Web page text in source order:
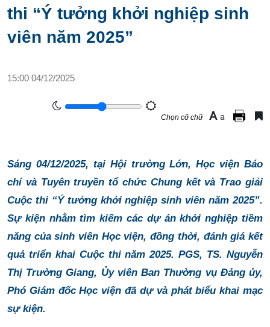
thi “Ý tưởng khởi nghiệp sinh
viên năm 2025”
15:00 04/12/2025
Chọn cỡ chữ A a
Sáng 04/12/2025, tại Hội trường Lớn, Học viện Báo
chí và Tuyên truyền tổ chức Chung kết và Trao giải
Cuộc thi “Ý tưởng khởi nghiệp sinh viên năm 2025”.
Sự kiện nhằm tìm kiếm các dự án khởi nghiệp tiềm
năng của sinh viên Học viện, đồng thời, đánh giá kết
quả triển khai Cuộc thi năm 2025. PGS, TS. Nguyễn
Thị Trường Giang, Ủy viên Ban Thường vụ Đảng ủy,
Phó Giám đốc Học viện đã dự và phát biểu khai mạc
sự kiện.